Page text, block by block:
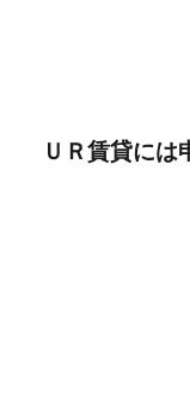
ＵＲ賃貸には